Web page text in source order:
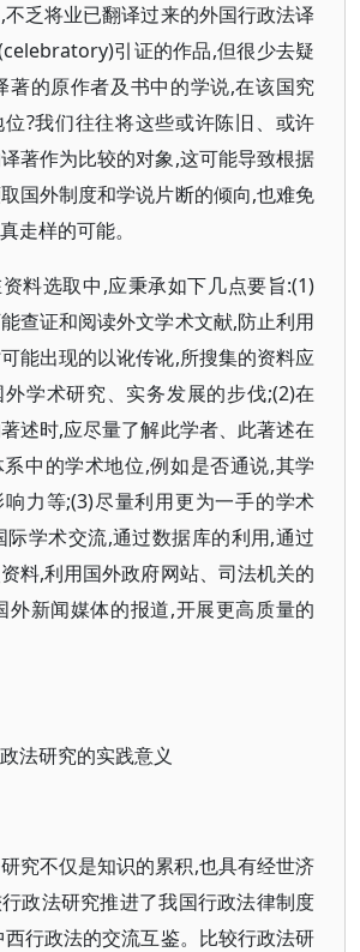
乏将业已翻译过来的外国行政法译
引证的作品,但很少去疑
著的原作者及书中的学说,在该国究
?我们往往将这些或许陈旧、或许
著作为比较的对象,这可能导致根据
国外制度和学说片断的倾向,也难免
走样的可能。
料选取中,应秉承如下几点要旨:(1)
查证和阅读外文学术文献,防止利用
能出现的以讹传讹,所搜集的资料应
学术研究、实务发展的步伐;(2)在
述时,应尽量了解此学者、此著述在
中的学术地位,例如是否通说,其学
力等;(3)尽量利用更为一手的学术
际学术交流,通过数据库的利用,通过
料,利用国外政府网站、司法机关的
外新闻媒体的报道,开展更高质量的
法研究的实践意义
究不仅是知识的累积,也具有经世济
政法研究推进了我国行政法律制度
行政法的交流互鉴。比较行政法研